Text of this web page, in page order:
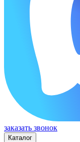
заказать звонок
Каталог